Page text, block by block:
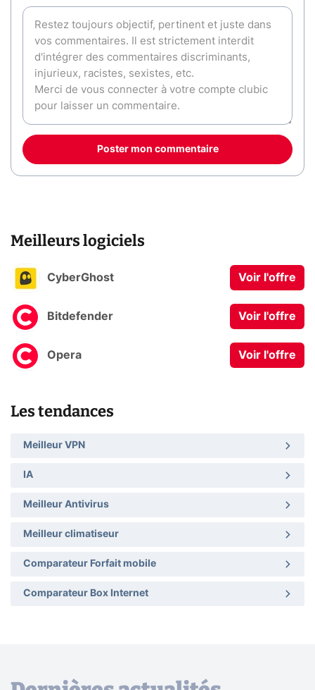
Poster mon commentaire
Meilleurs logiciels
CyberGhost Voir l'offre
Bitdefender Voir l'offre
Opera Voir l'offre
Les tendances
Meilleur VPN
IA
Meilleur Antivirus
Meilleur climatiseur
Comparateur Forfait mobile
Comparateur Box Internet